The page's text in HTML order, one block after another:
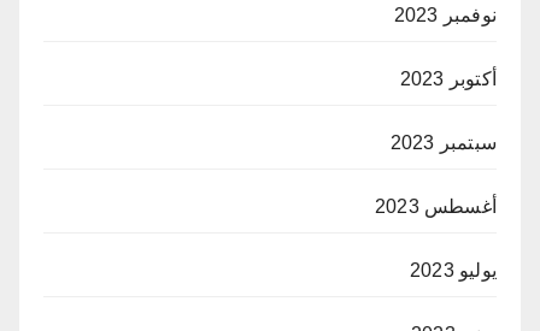
نوفمبر 2023
أكتوبر 2023
سبتمبر 2023
أغسطس 2023
يوليو 2023